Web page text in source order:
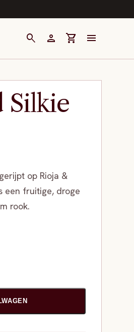
search person shopping_cart menu
Silkie
op Rioja &
een fruitige, droge
rook.